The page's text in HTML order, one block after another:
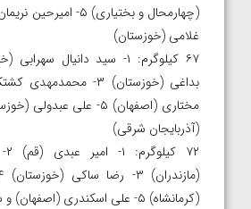
(چهارمحال و بختیاری) ۵-
غلامی (خوزستان)
مختاری (اصفهان) ۵- علی
(آذربایجان شرقی)
(کرمانشاه) ۵- علی اسکندری (اصفهان) و سجاد اختری (تهران)